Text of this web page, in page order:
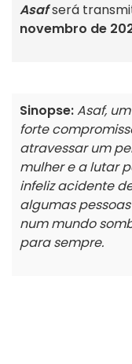
Asafserá
novembro de
Sinopse:Asaf,
forte
atravessar um
mulher e a lutar
infeliz acidente
algumas
num mundo
para sempre.